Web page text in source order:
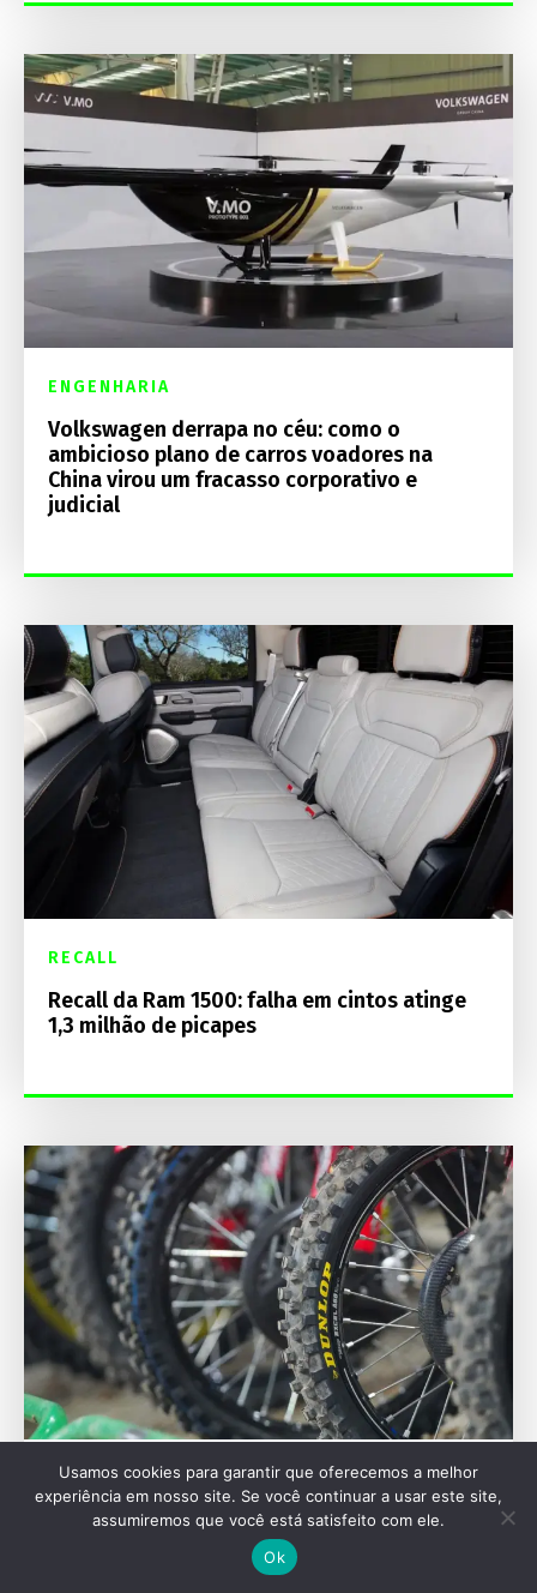
ENGENHARIA
Volkswagen derrapa no céu: como o
ambicioso plano de carros voadores na
China virou um fracasso corporativo e
judicial
RECALL
Recall da Ram 1500: falha em cintos atinge
1,3 milhão de picapes
SEU VEÍCULO
Pneu pneumático: a invenção de pai que
transformou a mobilidade
Usamos cookies para garantir que oferecemos a melhor
experiência em nosso site. Se você continuar a usar este site,
assumiremos que você está satisfeito com ele.
Ok